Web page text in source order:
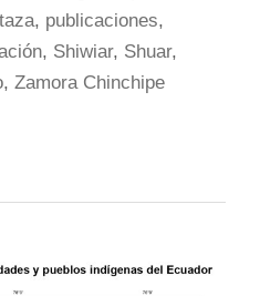
, publicaciones,
, Shiwiar, Shuar,
,Zamora Chinchipe